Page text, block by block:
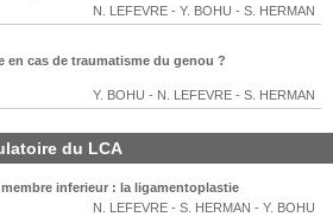
N. LEFEVRE - Y. BOHU - S. HERMAN
en cas de traumatisme du genou ?
Y. BOHU - N. LEFEVRE - S. HERMAN
du LCA
inferieur : la ligamentoplastie
N. LEFEVRE - S. HERMAN - Y. BOHU